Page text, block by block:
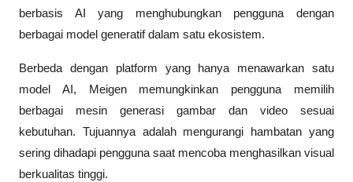
berbasis AI yang menghubungkan pengguna dengan
berbagai model generatif dalam satu ekosistem.
Berbeda dengan platform yang hanya menawarkan satu
model AI, Meigen memungkinkan pengguna memilih
berbagai mesin generasi gambar dan video sesuai
kebutuhan. Tujuannya adalah mengurangi hambatan yang
sering dihadapi pengguna saat mencoba menghasilkan visual
berkualitas tinggi.